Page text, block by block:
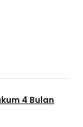
4 Bulan